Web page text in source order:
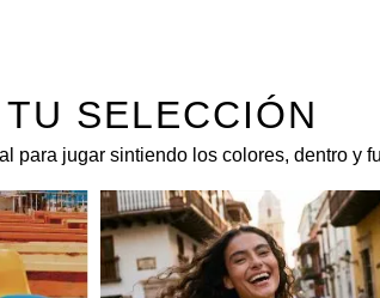
SELECCIÓN
para jugar sintiendo los colores, dentro y